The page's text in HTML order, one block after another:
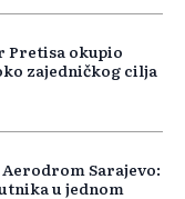
okupio
zajedničkog cilja
Sarajevo:
u jednom